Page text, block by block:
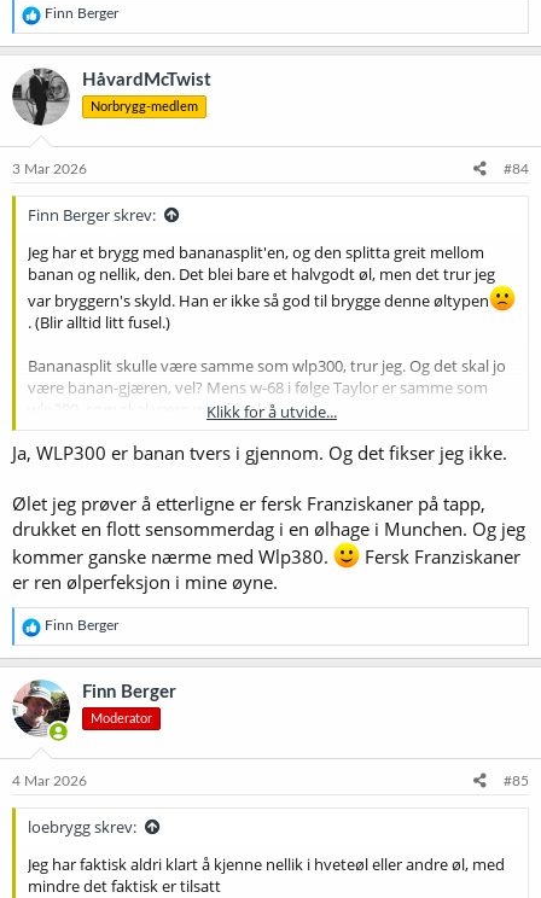
R
e
a
k
s
j
o
e
Finn Berger
HåvardMcTwist
Norbrygg-medlem
3 Mar 2026 #84
Finn Berger skrev:
Jeg har et brygg med bananasplit'en, og den splitta greit mellom
banan og nellik, den. Det blei bare et halvgodt øl, men det trur jeg
var bryggern's skyld. Han er ikke så god til brygge denne øltypen
. (Blir alltid litt fusel.)
Bananasplit skulle være samme som wlp300, trur jeg. Og det skal jo
være banan-gjæren, vel? Mens w-68 i følge Taylor er samme som
wlp380, som skal være mer fenolsk.
Men det er jo smaken på puddingen som teller, ikke oppskrifta .
Klikk for å utvide...
Ja, WLP300 er banan tvers i gjennom. Og det fikser jeg ikke.
Ølet jeg prøver å etterligne er fersk Franziskaner på tapp,
drukket en flott sensommerdag i en ølhage i Munchen. Og jeg
kommer ganske nærme med Wlp380.
Fersk Franziskaner
er ren ølperfeksjon i mine øyne.
R
e
a
k
s
j
o
e
Finn Berger
Finn Berger
Moderator
4 Mar 2026 #85
loebrygg skrev:
Jeg har faktisk aldri klart å kjenne nellik i hveteøl eller andre øl, med
mindre det faktisk er tilsatt